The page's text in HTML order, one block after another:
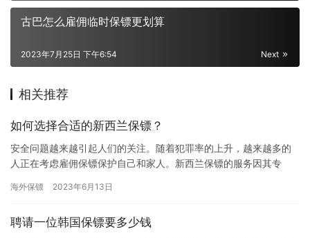
古巴怎么雇佣临时保镖更划算
Next
2023年7月25日 下午6:54
相关推荐
如何选择合适的新西兰保镖？
安全问题越来越引起人们的关注。随着犯罪率的上升，越来越多的
人正在考虑雇佣保镖保护自己和家人。新西兰保镖的服务因其专
以下是一…
海外保镖 2023年6月13日
聘请一位韩国保镖要多少钱